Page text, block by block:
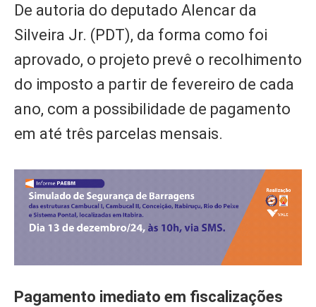
De autoria do deputado Alencar da
Silveira Jr. (PDT), da forma como foi
aprovado, o projeto prevê o recolhimento
do imposto a partir de fevereiro de cada
ano, com a possibilidade de pagamento
em até três parcelas mensais.
Pagamento imediato em fiscalizações